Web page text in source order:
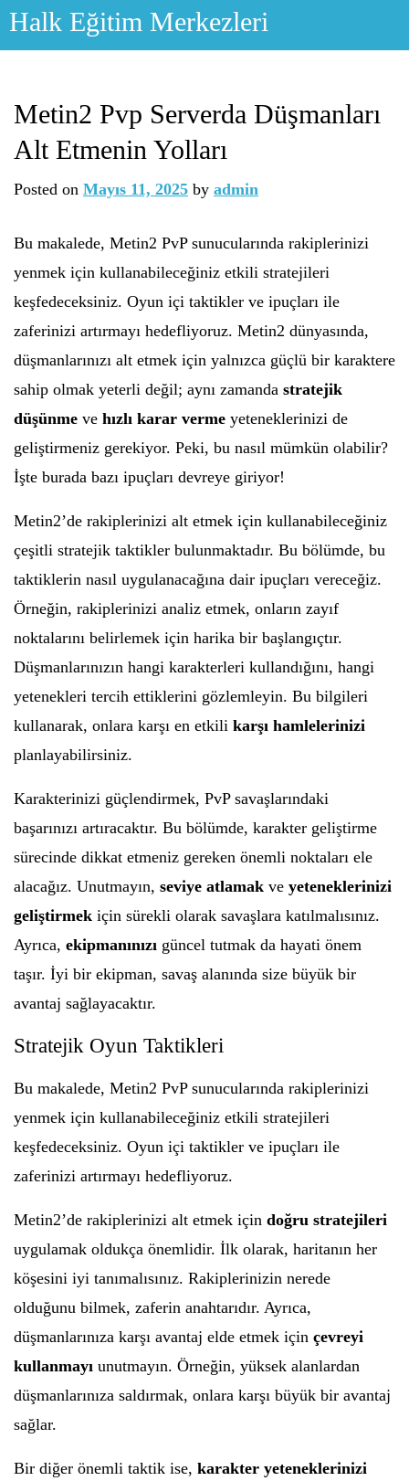
Skip
Halk Eğitim Merkezleri
Metin2 Pvp Serverda Düşmanları
Alt Etmenin Yolları
Posted on Mayıs 11, 2025 by admin
Bu makalede, Metin2 PvP sunucularında rakiplerinizi
yenmek için kullanabileceğiniz etkili stratejileri
keşfedeceksiniz. Oyun içi taktikler ve ipuçları ile
zaferinizi artırmayı hedefliyoruz. Metin2 dünyasında,
düşmanlarınızı alt etmek için yalnızca güçlü bir karaktere
sahip olmak yeterli değil; aynı zamanda stratejik
düşünme ve hızlı karar verme yeteneklerinizi de
geliştirmeniz gerekiyor. Peki, bu nasıl mümkün olabilir?
İşte burada bazı ipuçları devreye giriyor!
Metin2’de rakiplerinizi alt etmek için kullanabileceğiniz
çeşitli stratejik taktikler bulunmaktadır. Bu bölümde, bu
taktiklerin nasıl uygulanacağına dair ipuçları vereceğiz.
Örneğin, rakiplerinizi analiz etmek, onların zayıf
noktalarını belirlemek için harika bir başlangıçtır.
Düşmanlarınızın hangi karakterleri kullandığını, hangi
yetenekleri tercih ettiklerini gözlemleyin. Bu bilgileri
kullanarak, onlara karşı en etkili karşı hamlelerinizi
planlayabilirsiniz.
Karakterinizi güçlendirmek, PvP savaşlarındaki
başarınızı artıracaktır. Bu bölümde, karakter geliştirme
sürecinde dikkat etmeniz gereken önemli noktaları ele
alacağız. Unutmayın, seviye atlamak ve yeteneklerinizi
geliştirmek için sürekli olarak savaşlara katılmalısınız.
Ayrıca, ekipmanınızı güncel tutmak da hayati önem
taşır. İyi bir ekipman, savaş alanında size büyük bir
avantaj sağlayacaktır.
Stratejik Oyun Taktikleri
Bu makalede, Metin2 PvP sunucularında rakiplerinizi
yenmek için kullanabileceğiniz etkili stratejileri
keşfedeceksiniz. Oyun içi taktikler ve ipuçları ile
zaferinizi artırmayı hedefliyoruz.
Metin2’de rakiplerinizi alt etmek için doğru stratejileri
uygulamak oldukça önemlidir. İlk olarak, haritanın her
köşesini iyi tanımalısınız. Rakiplerinizin nerede
olduğunu bilmek, zaferin anahtarıdır. Ayrıca,
düşmanlarınıza karşı avantaj elde etmek için çevreyi
kullanmayı unutmayın. Örneğin, yüksek alanlardan
düşmanlarınıza saldırmak, onlara karşı büyük bir avantaj
sağlar.
Bir diğer önemli taktik ise, karakter yeteneklerinizi